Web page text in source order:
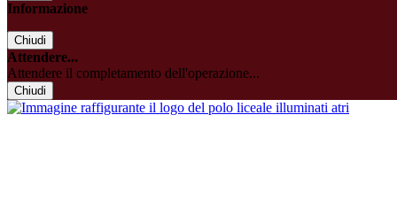
Informazione
Chiudi
Attendere...
Attendere il completamento dell'operazione...
Chiudi